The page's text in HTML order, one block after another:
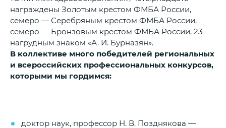
награждены Золотым крестом ФМБА России,
семеро — Серебряным крестом ФМБА России,
семеро — Бронзовым крестом ФМБА России, 23 –
нагрудным знаком «А. И. Бурназян».
В коллективе много победителей региональных
и всероссийских профессиональных конкурсов,
которыми мы гордимся:
доктор наук, профессор Н. В. Позднякова —